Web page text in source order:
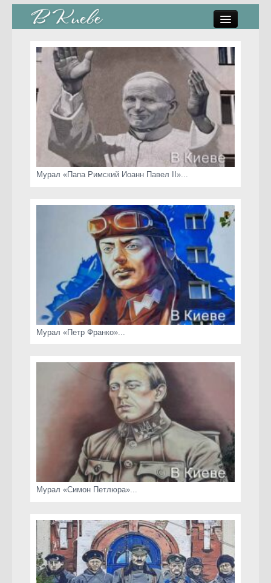
стрит-арт
коты Киева
скамейки
часы Киева
Мурал «Папа Римский Иоанн Павел II»...
Мурал «Петр Франко»...
Мурал «Симон Петлюра»...